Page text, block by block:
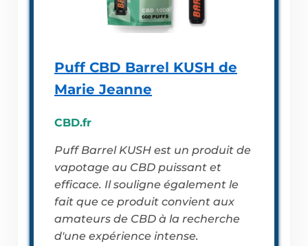
Puff CBD Barrel KUSH de
Marie Jeanne
CBD.fr
Puff Barrel KUSH est un produit de
vapotage au CBD puissant et
efficace. Il souligne également le
fait que ce produit convient aux
amateurs de CBD à la recherche
d'une expérience intense.